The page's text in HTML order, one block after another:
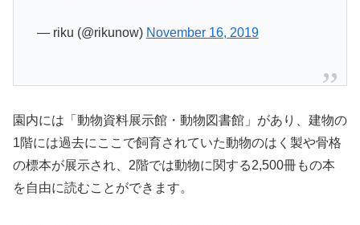
— riku (@rikunow) November 16, 2019
園内には「動物資料展示館・動物図書館」があり、建物の
1階には過去にここで飼育されていた動物のはく製や骨格
の標本が展示され、2階では動物に関する2,500冊もの本
を自由に読むことができます。